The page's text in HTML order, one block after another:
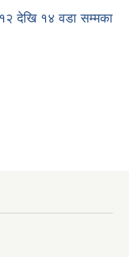
१२ देखि १४ वडा सम्मका